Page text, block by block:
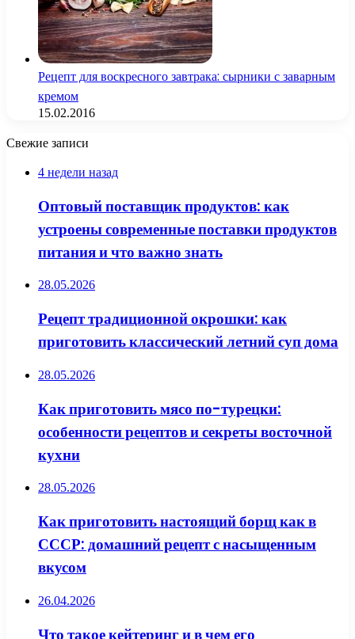
Рецепт для воскресного завтрака: сырники с заварным
кремом
15.02.2016
Свежие записи
4 недели назад
Оптовый поставщик продуктов: как
устроены современные поставки продуктов
питания и что важно знать
28.05.2026
Рецепт традиционной окрошки: как
приготовить классический летний суп дома
28.05.2026
Как приготовить мясо по-турецки:
особенности рецептов и секреты восточной
кухни
28.05.2026
Как приготовить настоящий борщ как в
СССР: домашний рецепт с насыщенным
вкусом
26.04.2026
Что такое кейтеринг и в чем его